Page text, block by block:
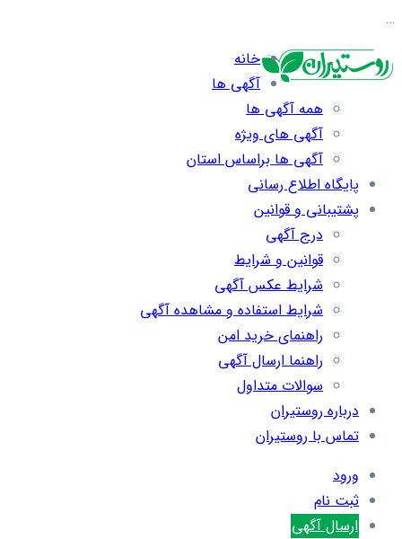
…
خانه
آگهی ها
همه آگهی ها
آگهی های ویژه
آگهی ها براساس استان
پایگاه اطلاع رسانی
پشتیبانی و قوانین
درج آگهی
قوانین و شرایط
شرایط عکس آگهی
شرایط استفاده و مشاهده آگهی
راهنمای خرید امن
راهنما ارسال آگهی
سوالات متداول
درباره روستیران
تماس با روستیران
ورود
ثبت نام
ارسال آگهی